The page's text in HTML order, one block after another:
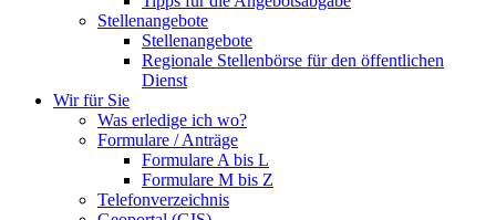
Stellenangebote
Stellenangebote
Regionale Stellenbörse für den öffentlichen
Dienst
Wir für Sie
Was erledige ich wo?
Formulare / Anträge
Formulare A bis L
Formulare M bis Z
Telefonverzeichnis